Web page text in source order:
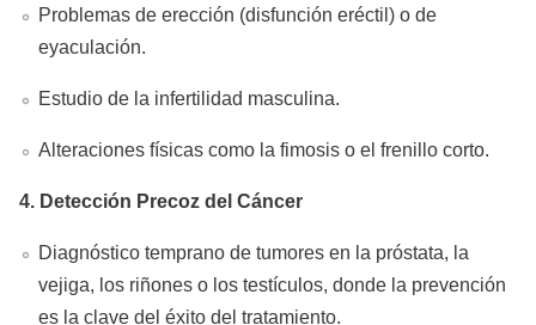
Problemas de erección (disfunción eréctil) o de
eyaculación.
Estudio de la infertilidad masculina.
Alteraciones físicas como la fimosis o el frenillo corto.
4. Detección Precoz del Cáncer
Diagnóstico temprano de tumores en la próstata, la
vejiga, los riñones o los testículos, donde la prevención
es la clave del éxito del tratamiento.